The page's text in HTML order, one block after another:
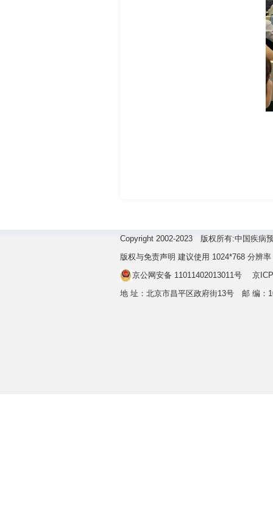
Copyright 2002-2023 版权所有:中国疾病
版权与免责声明 建议使用 1024*768 分辨
京公网安备 11011402013011号
京
地 址：北京市昌平区政府街13号 邮 编：